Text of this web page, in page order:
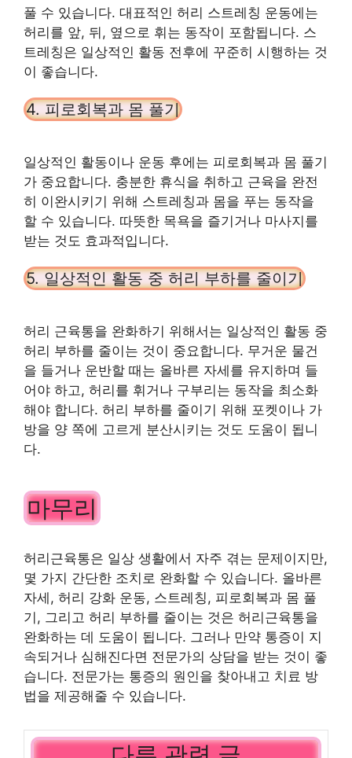
풀 수 있습니다. 대표적인 허리 스트레칭 운동에는
허리를 앞, 뒤, 옆으로 휘는 동작이 포함됩니다. 스
트레칭은 일상적인 활동 전후에 꾸준히 시행하는 것
이 좋습니다.
4. 피로회복과 몸 풀기
일상적인 활동이나 운동 후에는 피로회복과 몸 풀기
가 중요합니다. 충분한 휴식을 취하고 근육을 완전
히 이완시키기 위해 스트레칭과 몸을 푸는 동작을
할 수 있습니다. 따뜻한 목욕을 즐기거나 마사지를
받는 것도 효과적입니다.
5. 일상적인 활동 중 허리 부하를 줄이기
허리 근육통을 완화하기 위해서는 일상적인 활동 중
허리 부하를 줄이는 것이 중요합니다. 무거운 물건
을 들거나 운반할 때는 올바른 자세를 유지하며 들
어야 하고, 허리를 휘거나 구부리는 동작을 최소화
해야 합니다. 허리 부하를 줄이기 위해 포켓이나 가
방을 양 쪽에 고르게 분산시키는 것도 도움이 됩니
다.
마무리
허리근육통은 일상 생활에서 자주 겪는 문제이지만,
몇 가지 간단한 조치로 완화할 수 있습니다. 올바른
자세, 허리 강화 운동, 스트레칭, 피로회복과 몸 풀
기, 그리고 허리 부하를 줄이는 것은 허리근육통을
완화하는 데 도움이 됩니다. 그러나 만약 통증이 지
속되거나 심해진다면 전문가의 상담을 받는 것이 좋
습니다. 전문가는 통증의 원인을 찾아내고 치료 방
법을 제공해줄 수 있습니다.